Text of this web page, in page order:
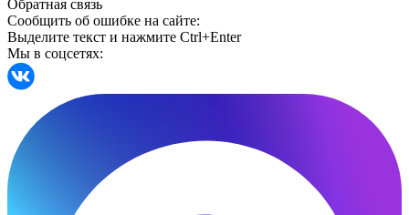
Обратная связь
Сообщить об ошибке на сайте:
Выделите текст и нажмите Ctrl+Enter
Мы в соцсетях: